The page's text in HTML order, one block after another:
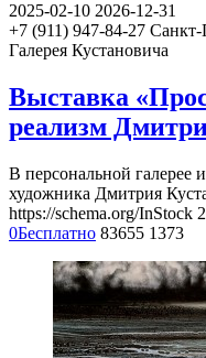
2025-02-10 2026-12-31
+7 (911) 947-84-27 Санкт-
Галерея Кустановича
Выставка
реализм
В персональной галерее
художника Дмитрия
https://schema.org/InStock
0Бесплатно 83655 1373